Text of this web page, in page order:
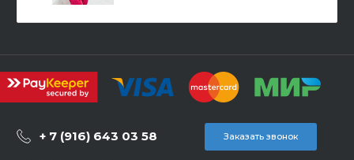
+ 7 (916) 643 03 58 Заказать звонок